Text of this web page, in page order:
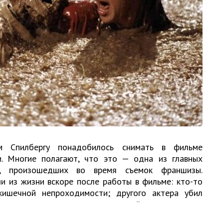
Спилбергу понадобилось снимать в фильме
Многие полагают, что это — одна из главных
произошедших во время съемок франшизы.
из жизни вскоре после работы в фильме: кто-то
непроходимости; другого актера убил